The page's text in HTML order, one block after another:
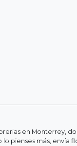
en Monterrey,
pienses más, envía